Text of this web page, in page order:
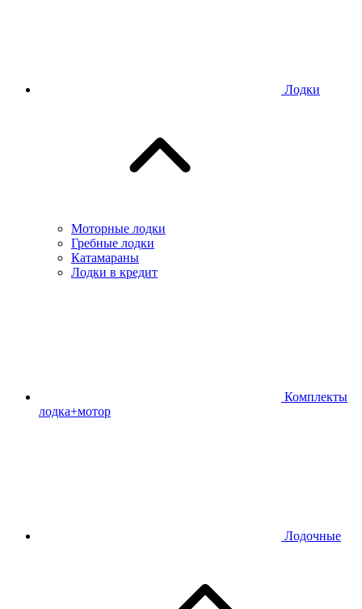
Лодки
Моторные лодки
Гребные лодки
Катамараны
Лодки в кредит
Комплекты
лодка+мотор
Лодочные